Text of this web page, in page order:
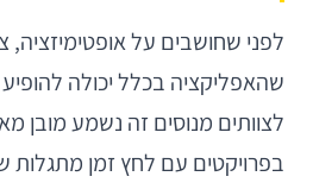
לפני שחושבים על אופטימיזציה,
שהאפליקציה בכלל יכולה
לצוותים מנוסים זה נשמע מובן
בפרויקטים עם לחץ זמן מתגלות